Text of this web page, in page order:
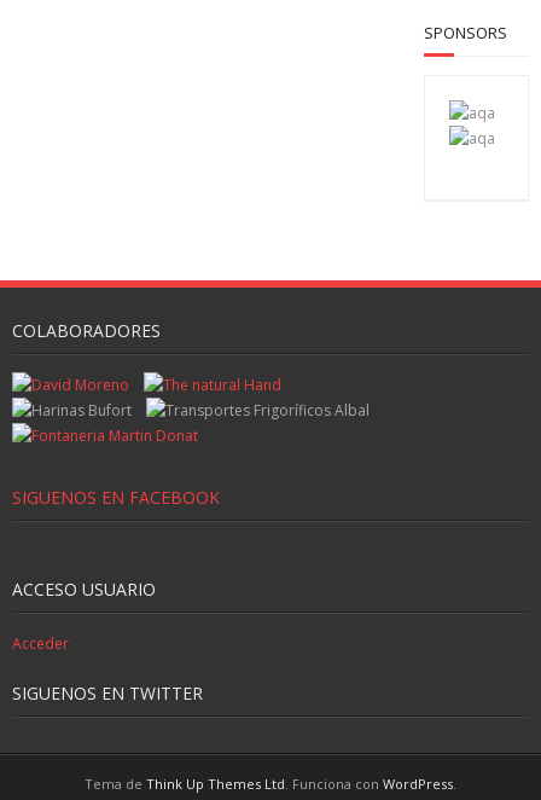
SPONSORS
COLABORADORES
SIGUENOS EN FACEBOOK
ACCESO USUARIO
Acceder
SIGUENOS EN TWITTER
Tema de Think Up Themes Ltd. Funciona con WordPress.